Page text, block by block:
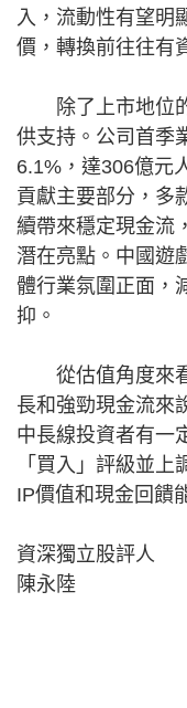
入，流動性有望明
價，轉換前往往有
除了上市地位的
供支持。公司首季
6.1%，達306億元
貢獻主要部分，多
續帶來穩定現金流
潛在亮點。中國遊
體行業氛圍正面，
抑。
從估值角度來看
長和強勁現金流來
中長線投資者有一
「買入」評級並
IP價值和現金回饋
資深獨立股評人
陳永陸